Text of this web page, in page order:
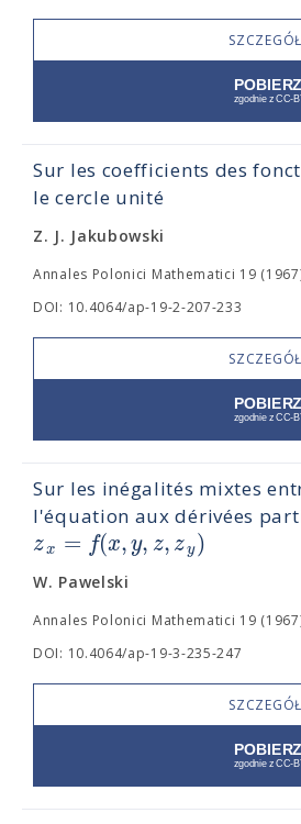
Sur les coefficients des
le cercle unité
Z. J. Jakubowski
Annales Polonici Mathematici 19
DOI: 10.4064/ap-19-2-207-233
Sur les inégalités mixtes
l'équation aux dérivées
zx = f(x,y,z,zy)
W. Pawelski
Annales Polonici Mathematici 19
DOI: 10.4064/ap-19-3-235-247